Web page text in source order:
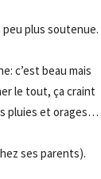
peu plus soutenue.
c’est beau mais
le tout, ça craint
pluies et orages…
ses parents).